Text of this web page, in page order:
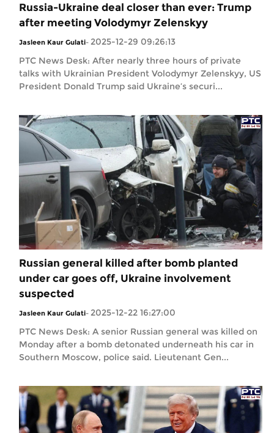
Russia-Ukraine deal closer than ever: Trump
after meeting Volodymyr Zelenskyy
Jasleen Kaur Gulati- 2025-12-29 09:26:13
PTC News Desk: After nearly three hours of private
talks with Ukrainian President Volodymyr Zelenskyy, US
President Donald Trump said Ukraine’s securi...
Russian general killed after bomb planted
under car goes off, Ukraine involvement
suspected
Jasleen Kaur Gulati- 2025-12-22 16:27:00
PTC News Desk: A senior Russian general was killed on
Monday after a bomb detonated underneath his car in
Southern Moscow, police said. Lieutenant Gen...